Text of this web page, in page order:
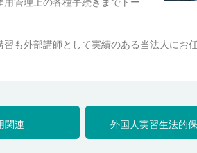
も外部講師として実績のある当法人にお任
関連 外国人実習生法的